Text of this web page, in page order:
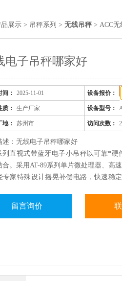
品展示 > 吊秤系列 > 无线吊秤 > ACC
电子吊秤哪家好
间： 2025-11-01 设备报价：
质： 生产厂家 设备型号：
地： 苏州市 访问次数：
述：无线电子吊秤哪家好
列直视式带蓝牙电子小吊秤以可靠*硬
合。采用AT-89系列单片微处理器、高
专家特殊设计摇晃补偿电路，快速稳
、工矿企业及仓储运输等多种计量场合
留言询价